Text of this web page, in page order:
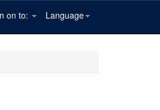
Language
on to: